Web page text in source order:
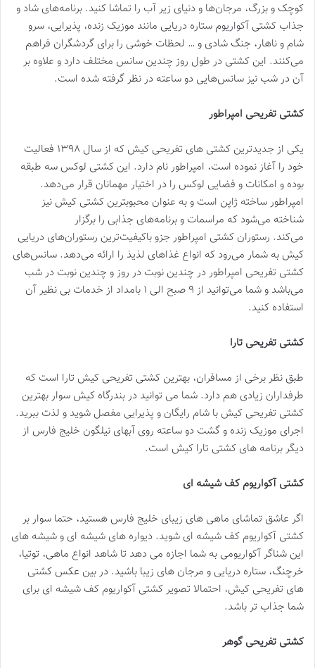
کوچک و بزرگ، مرجان‌ها و دنیای زیر آب را تماشا کنید. برنامه‌های شاد و
جذاب کشتی آکواریوم ستاره دریایی مانند موزیک زنده، پذیرایی، سرو
شام و ناهار، جنگ شادی و … لحظات خوشی را برای گردشگران فراهم
می‌کنند. این کشتی در طول روز چندین سانس مختلف دارد و علاوه بر
آن در شب نیز سانس‌هایی دو ساعته در نظر گرفته شده است.
کشتی تفریحی امپراطور
یکی از جدیدترین کشتی های تفریحی کیش که از سال ۱۳۹۸ فعالیت
خود را آغاز نموده است، امپراطور نام دارد. این کشتی لوکس سه طبقه
بوده و امکانات و فضایی لوکس را در اختیار مهمانان قرار می‌دهد.
امپراطور ساخته ژاپن است و به عنوان محبوبترین کشتی کیش نیز
شناخته می‌شود که مراسمات و برنامه‌های جذابی را برگزار
می‌کند. رستوران کشتی امپراطور جزو باکیفیت‌ترین رستوران‌های دریایی
کیش به شمار می‌رود که انواع غذاهای لذیذ را ارائه می‌دهد. سانس‌های
کشتی تفریحی امپراطور در چندین نوبت در روز و چندین نوبت در شب
می‌باشد و شما می‌توانید از ۹ صبح الی ۱ بامداد از خدمات بی نظیر آن
استفاده کنید.
کشتی تفریحی تارا
طبق نظر برخی از مسافران، بهترین کشتی تفریحی کیش تارا است که
طرفداران زیادی هم دارد. شما می توانید در بندرگاه کیش سوار بهترین
کشتی تفریحی کیش با شام رایگان و پذیرایی مفصل شوید و لذت ببرید.
اجرای موزیک زنده و گشت دو ساعته روی آبهای نیلگون خلیج فارس از
دیگر برنامه ‌های کشتی تارا کیش است.
کشتی آکواریوم کف شیشه‌ ای
اگر عاشق تماشای ماهی های زیبای خلیج فارس هستید، حتما سوار بر
کشتی آکواریوم کف شیشه‌ ای شوید. دیواره های شیشه ای و شیشه های
این شناگر آکواریومی به شما اجازه می دهد تا شاهد انواع ماهی، توتیا،
خرچنگ، ستاره دریایی و مرجان‌ های زیبا باشید. در بین عکس کشتی
های تفریحی کیش، احتمالا تصویر کشتی آکواریوم کف شیشه ای برای
شما جذاب تر باشد.
کشتی تفریحی گوهر